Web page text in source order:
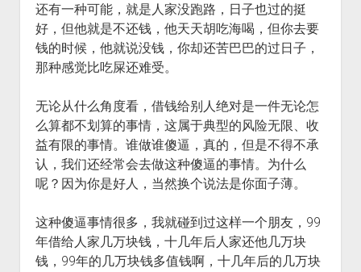
还有一种可能，就是人家没跑路，日子也过的挺
好，但他就是不还钱，他天天胡吃海喝，但你去要
钱的时候，他就说没钱，你却还苦巴巴的过日子，
那种感觉比吃屎还难受。
无论从什么角度看，借钱给别人绝对是一件无论怎
么算都不划算的事情，这属于典型的风险无限、收
益有限的事情。谁做谁傻逼，真的，但是不得不承
认，我们还经常会去做这种傻逼的事情。为什么
呢？因为你是好人，当然换个说法是你面子薄。
这种傻逼事情很多，我就碰到过这样一个朋友，99
年借给人家几万块钱，十几年后人家还他几万块
钱，99年的几万块钱多值钱啊，十几年后的几万块